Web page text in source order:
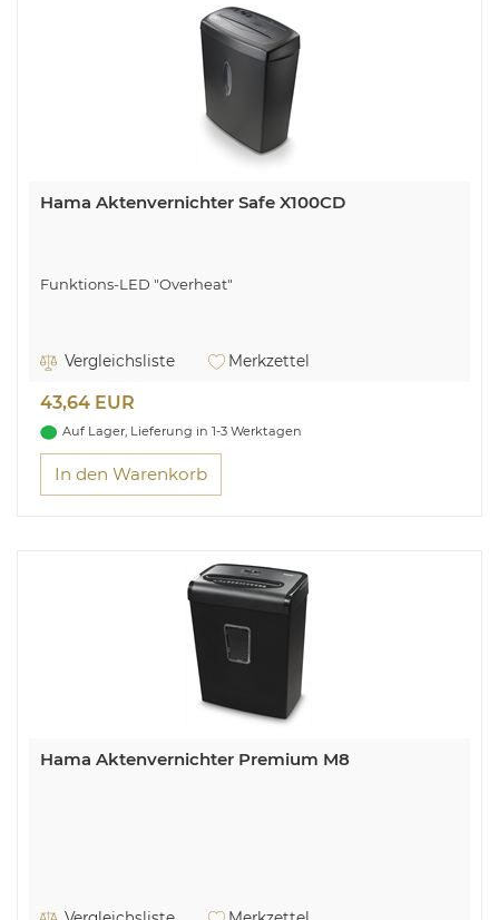
Hama Aktenvernichter Safe X100CD
Funktions-LED "Overheat"
Vergleichsliste Merkzettel
43,64 EUR
Auf Lager, Lieferung in 1-3 Werktagen
In den Warenkorb
Hama Aktenvernichter Premium M8